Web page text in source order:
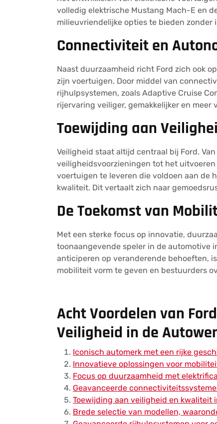
volledig elektrische Mustang Mach-E en
milieuvriendelijke opties te bieden zonder
Connectiviteit en
Naast duurzaamheid richt Ford zich ook
zijn voertuigen. Door middel van
rijhulpsystemen, zoals Adaptive Cruise
rijervaring veiliger, gemakkelijker en meer
Toewijding aan
Veiligheid staat altijd centraal bij Ford.
veiligheidsvoorzieningen tot het
voertuigen te leveren die voldoen aan de
kwaliteit. Dit vertaalt zich naar
De Toekomst van
Met een sterke focus op innovatie,
toonaangevende speler in de automotive
anticiperen op veranderende behoeften,
mobiliteit vorm te geven en bestuurders
Acht Voordelen van
Veiligheid in de
Iconisch automerk met een rijke
Innovatieve oplossingen voor
Focus op duurzaamheid met
Geavanceerde
Toewijding aan veiligheid en kwaliteit
Brede selectie van modellen,